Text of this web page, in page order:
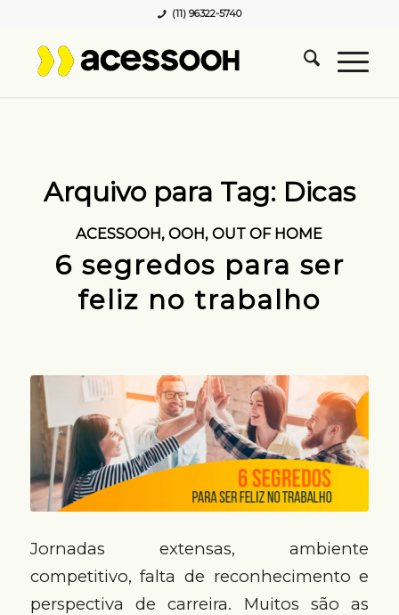
(11) 96322-5740
Arquivo para Tag: Dicas
ACESSOOH,OOH,OUT OF HOME
6 segredos para ser
feliz no trabalho
Jornadas extensas, ambiente
competitivo, falta de reconhecimento e
perspectiva de carreira. Muitos são as